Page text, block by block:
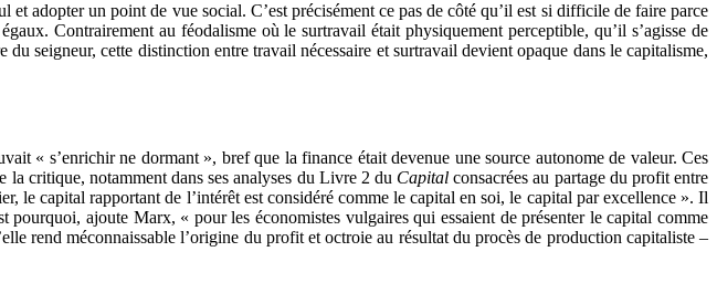
adopter un point de vue social. C’est précisément ce pas de côté qu’il est si difficile de faire parce
Contrairement au féodalisme où le surtravail était physiquement perceptible, qu’il s’agisse de
seigneur, cette distinction entre travail nécessaire et surtravail devient opaque dans le capitalisme,
« s’enrichir ne dormant », bref que la finance était devenue une source autonome de valeur. Ces
critique, notamment dans ses analyses du Livre 2 du Capital consacrées au partage du profit entre
le capital rapportant de l’intérêt est considéré comme le capital en soi, le capital par excellence ». Il
ajoute Marx, « pour les économistes vulgaires qui essaient de présenter le capital comme
rend méconnaissable l’origine du profit et octroie au résultat du procès de production capitaliste –